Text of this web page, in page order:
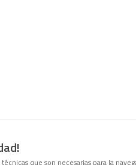
que son necesarias para la